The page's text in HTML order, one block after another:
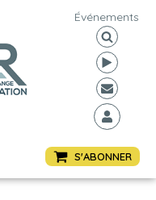
Événements
S'ABONNER